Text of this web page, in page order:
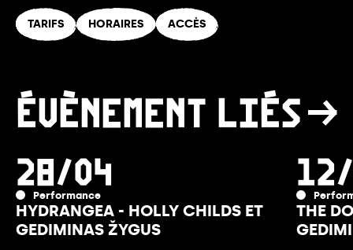
TARIFS HORAIRES ACCÈS
ÉVÈNEMENT LIÉS
28/04
Performance
HYDRANGEA - HOLLY CHILDS ET
GEDIMINAS ŽYGUS
THE